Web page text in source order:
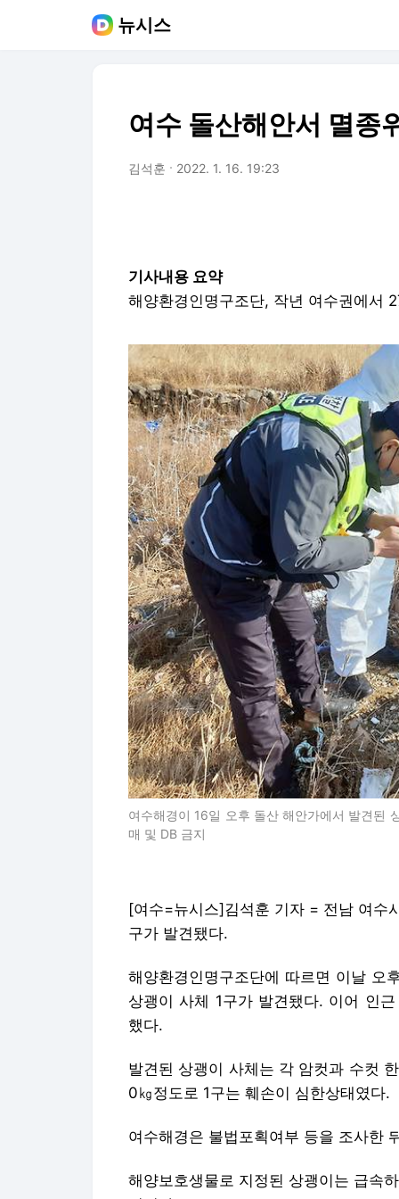
뉴시스
여수 돌산해안서 멸종
김석훈 2022. 1. 16. 19:23
기사내용 요약
해양환경인명구조단, 작년 여수권에서
여수해경이 16일 오후 돌산 해안가에서 발견된
매 및 DB 금지
[여수=뉴시스]김석훈 기자 = 전남 여수
구가 발견됐다.
해양환경인명구조단에 따르면 이날 오
상괭이 사체 1구가 발견됐다. 이어 인
했다.
발견된 상괭이 사체는 각 암컷과 수컷
0㎏정도로 1구는 훼손이 심한상태였다.
여수해경은 불법포획여부 등을 조사한
해양보호생물로 지정된 상괭이는 급속